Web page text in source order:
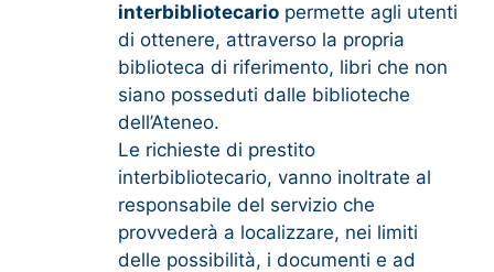
interbibliotecariopermette agli utenti
di ottenere, attraverso la propria
biblioteca di riferimento, libri che non
siano posseduti dalle biblioteche
dell’Ateneo.
Le richieste di prestito
interbibliotecario, vanno inoltrate al
responsabile del servizio che
provvederà a localizzare, nei limiti
delle possibilità, i documenti e ad